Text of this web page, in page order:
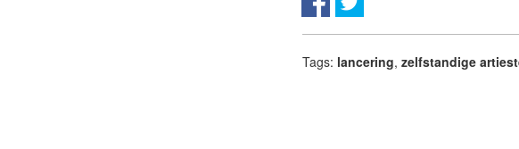
Tags: lancering, zelfstandige